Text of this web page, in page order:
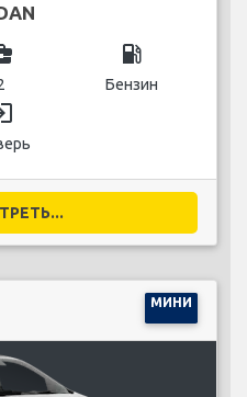
local_gas_station
Бензин
МИНИ